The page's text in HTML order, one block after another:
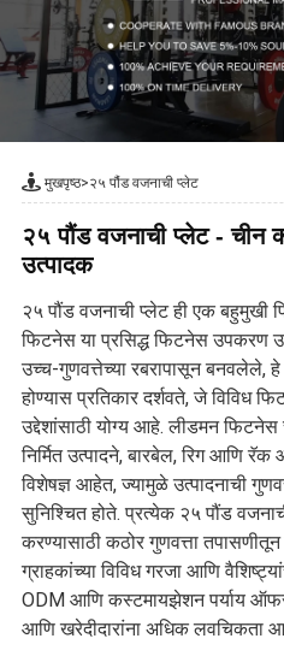
मुखपृष्ठ>२५ पौंड वजनाची प्लेट
२५ पौंड वजनाची प्लेट - चीन
उत्पादक
२५ पौंड वजनाची प्लेट ही एक
फिटनेस या प्रसिद्ध फिटनेस उपकरण
उच्च-गुणवत्तेच्या रबरापासून बनवलेले,
होण्यास प्रतिकार दर्शवते, जे विविध
उद्देशांसाठी योग्य आहे. लीडमन
निर्मित उत्पादने, बारबेल, रिग आणि
विशेषज्ञ आहेत, ज्यामुळे उत्पादनाची
सुनिश्चित होते. प्रत्येक २५ पौंड
करण्यासाठी कठोर गुणवत्ता तपासणीतून
ग्राहकांच्या विविध गरजा आणि
ODM आणि कस्टमायझेशन पर्याय
आणि खरेदीदारांना अधिक लवचिकता